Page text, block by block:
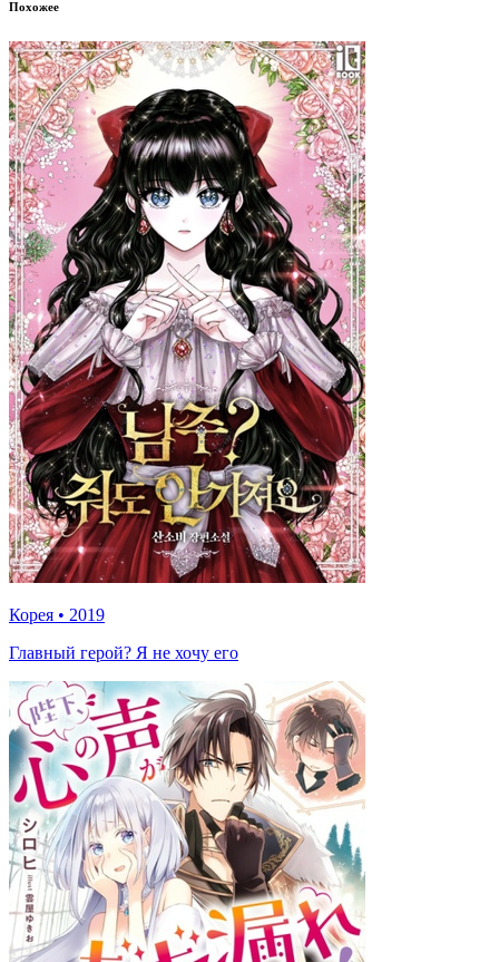
Похожее
Корея • 2019
Главный герой? Я не хочу его